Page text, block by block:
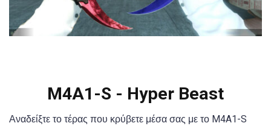
M4A1-S - Hyper Beast
Αναδείξτε το τέρας που κρύβετε μέσα σας με το M4A1-S